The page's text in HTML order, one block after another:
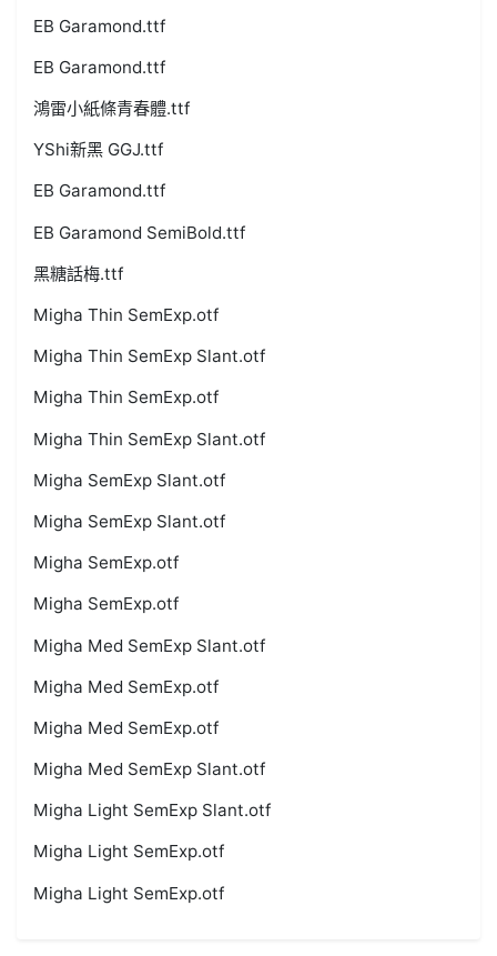
EB Garamond.ttf
EB Garamond.ttf
鴻雷小紙條青春體.ttf
YShi新黑 GGJ.ttf
EB Garamond.ttf
EB Garamond SemiBold.ttf
黑糖話梅.ttf
Migha Thin SemExp.otf
Migha Thin SemExp Slant.otf
Migha Thin SemExp.otf
Migha Thin SemExp Slant.otf
Migha SemExp Slant.otf
Migha SemExp Slant.otf
Migha SemExp.otf
Migha SemExp.otf
Migha Med SemExp Slant.otf
Migha Med SemExp.otf
Migha Med SemExp.otf
Migha Med SemExp Slant.otf
Migha Light SemExp Slant.otf
Migha Light SemExp.otf
Migha Light SemExp.otf